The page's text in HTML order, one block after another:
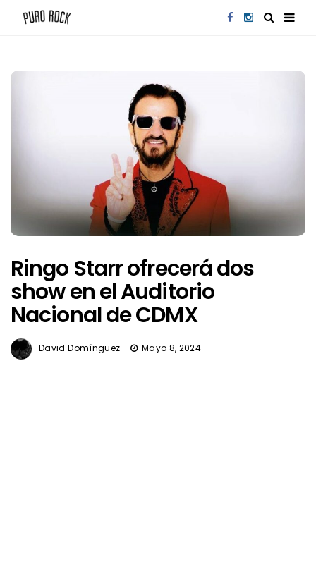
Ringo Starr ofrecerá dos
show en el Auditorio
Nacional de CDMX
David Domínguez Mayo 8, 2024